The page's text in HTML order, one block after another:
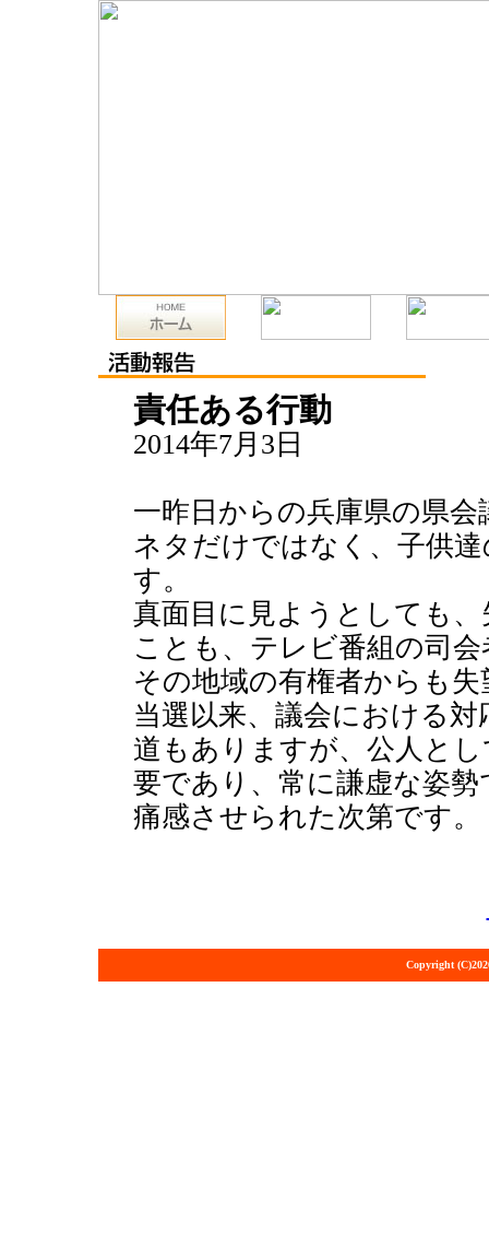
責任ある行動
2014年7月3日
一昨日からの兵庫県の県
ネタだけではなく、子供
す。
真面目に見ようとしても
ことも、テレビ番組の司
その地域の有権者からも
当選以来、議会における
道もありますが、公人と
要であり、常に謙虚な姿
痛感させられた次第です。
Copyright